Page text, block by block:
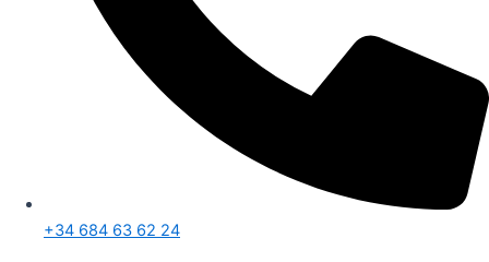
+34 684 63 62 24